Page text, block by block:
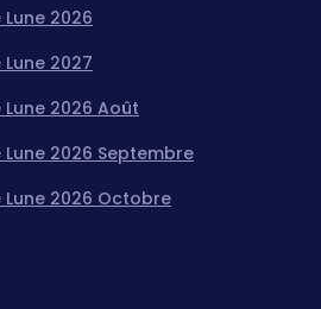
2026
2027
2026 Août
2026 Septembre
2026 Octobre